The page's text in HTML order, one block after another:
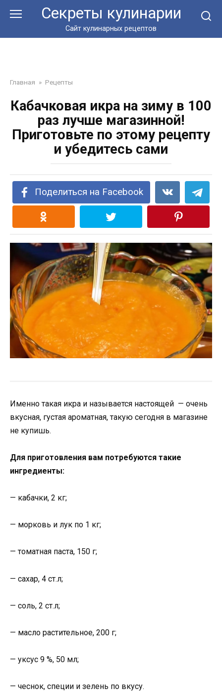
Секреты кулинарии
Сайт кулинарных рецептов
Главная » Рецепты
Кабачковая икра на зиму в 100
раз лучше магазинной!
Приготовьте по этому рецепту
и убедитесь сами
Поделиться на Facebook
Именно такая икра и называется настоящей — очень
вкусная, густая ароматная, такую сегодня в магазине
не купишь.
Для приготовления вам потребуются такие
ингредиенты:
— кабачки, 2 кг;
— морковь и лук по 1 кг;
— томатная паста, 150 г;
— сахар, 4 ст.л;
— соль, 2 ст.л;
— масло растительное, 200 г;
— уксус 9 %, 50 мл;
— чеснок, специи и зелень по вкусу.